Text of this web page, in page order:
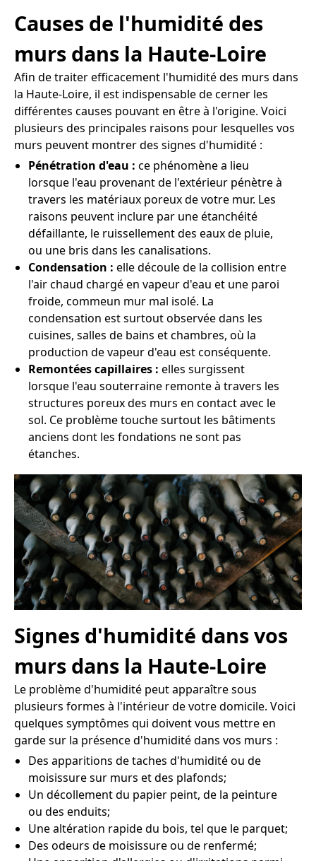
Causes de l'humidité des
murs dans la Haute-Loire
Afin de traiter efficacement l'humidité des murs dans
la Haute-Loire, il est indispensable de cerner les
différentes causes pouvant en être à l'origine. Voici
plusieurs des principales raisons pour lesquelles vos
murs peuvent montrer des signes d'humidité :
Pénétration d'eau : ce phénomène a lieu
lorsque l'eau provenant de l'extérieur pénètre à
travers les matériaux poreux de votre mur. Les
raisons peuvent inclure par une étanchéité
défaillante, le ruissellement des eaux de pluie,
ou une bris dans les canalisations.
Condensation : elle découle de la collision entre
l'air chaud chargé en vapeur d'eau et une paroi
froide, commeun mur mal isolé. La
condensation est surtout observée dans les
cuisines, salles de bains et chambres, où la
production de vapeur d'eau est conséquente.
Remontées capillaires : elles surgissent
lorsque l'eau souterraine remonte à travers les
structures poreux des murs en contact avec le
sol. Ce problème touche surtout les bâtiments
anciens dont les fondations ne sont pas
étanches.
Signes d'humidité dans vos
murs dans la Haute-Loire
Le problème d'humidité peut apparaître sous
plusieurs formes à l'intérieur de votre domicile. Voici
quelques symptômes qui doivent vous mettre en
garde sur la présence d'humidité dans vos murs :
Des apparitions de taches d'humidité ou de
moisissure sur murs et des plafonds;
Un décollement du papier peint, de la peinture
ou des enduits;
Une altération rapide du bois, tel que le parquet;
Des odeurs de moisissure ou de renfermé;